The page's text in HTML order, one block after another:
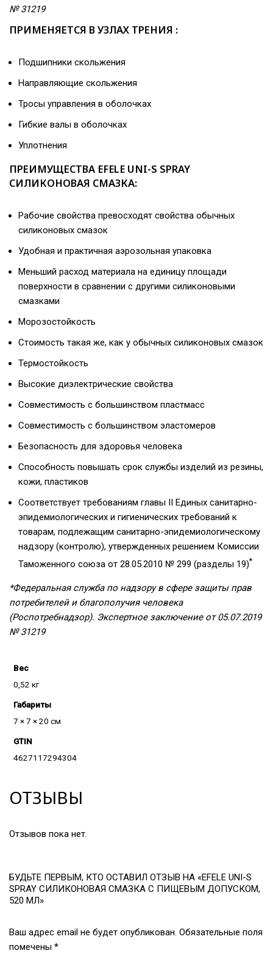
№ 31219
ПРИМЕНЯЕТСЯ В УЗЛАХ ТРЕНИЯ :
Подшипники скольжения
Направляющие скольжения
Тросы управления в оболочках
Гибкие валы в оболочках
Уплотнения
ПРЕИМУЩЕСТВА EFELE UNI-S SPRAY
СИЛИКОНОВАЯ СМАЗКА:
Рабочие свойства превосходят свойства обычных
силиконовых смазок
Удобная и практичная аэрозольная упаковка
Меньший расход материала на единицу площади
поверхности в сравнении с другими силиконовыми
смазками
Морозостойкость
Стоимость такая же, как у обычных силиконовых смазок
Термостойкость
Высокие диэлектрические свойства
Совместимость с большинством пластмасс
Совместимость с большинством эластомеров
Безопасность для здоровья человека
Способность повышать срок службы изделий из резины,
кожи, пластиков
Соответствует требованиям главы II Единых санитарно-
эпидемиологических и гигиенических требований к
товарам, подлежащим санитарно-эпидемиологическому
надзору (контролю), утвержденных решением Комиссии
Таможенного союза от 28.05.2010 № 299 (разделы 19)*
*Федеральная служба по надзору в сфере защиты прав
потребителей и благополучия человека
(Роспотребнадзор). Экспертное заключение от 05.07.2019
№ 31219
Вес
0,52 кг
Габариты
7 × 7 × 20 см
GTIN
4627117294304
ОТЗЫВЫ
Отзывов пока нет.
БУДЬТЕ ПЕРВЫМ, КТО ОСТАВИЛ ОТЗЫВ НА «EFELE UNI-S
SPRAY СИЛИКОНОВАЯ СМАЗКА С ПИЩЕВЫМ ДОПУСКОМ,
520 МЛ»
Ваш адрес email не будет опубликован. Обязательные поля
помечены *